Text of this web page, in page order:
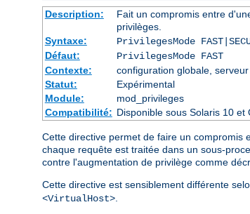
Description:
Fait un compromis entre
privilèges.
Syntaxe:
PrivilegesMode
Défaut:
PrivilegesMode FAST
Contexte:
configuration globale,
Statut:
Expérimental
Module:
mod_privileges
Compatibilité: Disponible sous Solaris 10
Cette directive permet de faire un compromis
chaque requête est traitée dans un sous-
contre l'augmentation de privilège comme
Cette directive est sensiblement différente
<VirtualHost>